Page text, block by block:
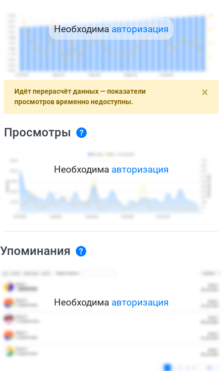
Необходима авторизация
×
Идёт перерасчёт данных — показатели
просмотров временно недоступны.
Просмотры
Необходима авторизация
Упоминания
Необходима авторизация